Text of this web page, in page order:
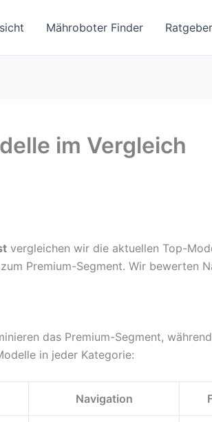
Mähroboter Finder Ratgeber
im Vergleich
vergleichen wir die aktuellen Top-
Premium-Segment. Wir bewerten
das Premium-Segment,
in jeder Kategorie:
Navigation